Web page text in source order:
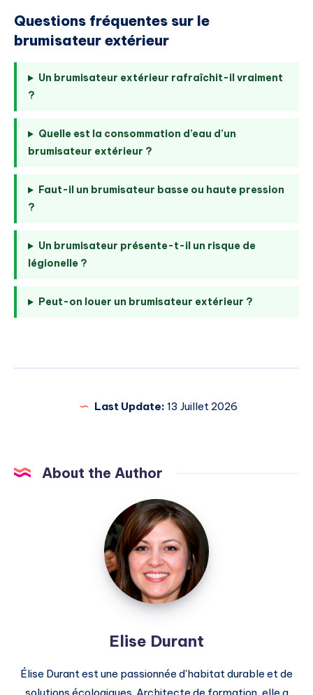
Questions fréquentes sur le
brumisateur extérieur
Un brumisateur extérieur rafraîchit-il vraiment
?
Quelle est la consommation d’eau d’un
brumisateur extérieur ?
Faut-il un brumisateur basse ou haute pression
?
Un brumisateur présente-t-il un risque de
légionelle ?
Peut-on louer un brumisateur extérieur ?
Last Update: 13 Juillet 2026
About the Author
Elise
Durant
Elise Durant
Élise Durant est une passionnée d'habitat durable et de